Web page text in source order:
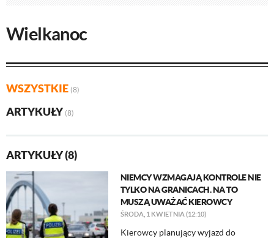
Wielkanoc
WSZYSTKIE (8)
ARTYKUŁY (8)
ARTYKUŁY (8)
NIEMCY WZMAGAJĄ KONTROLE NIE
TYLKO NA GRANICACH. NA TO
MUSZĄ UWAŻAĆ KIEROWCY
ŚRODA, 1 KWIETNIA (12:10)
Kierowcy planujący wyjazd do